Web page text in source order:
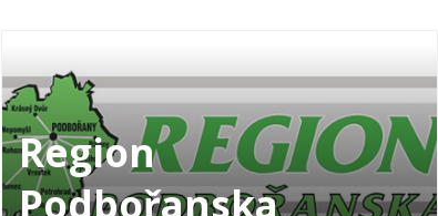
Region
Podbořanska